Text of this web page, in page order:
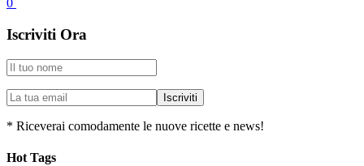
0
Iscriviti Ora
* Riceverai comodamente le nuove ricette e news!
Hot Tags